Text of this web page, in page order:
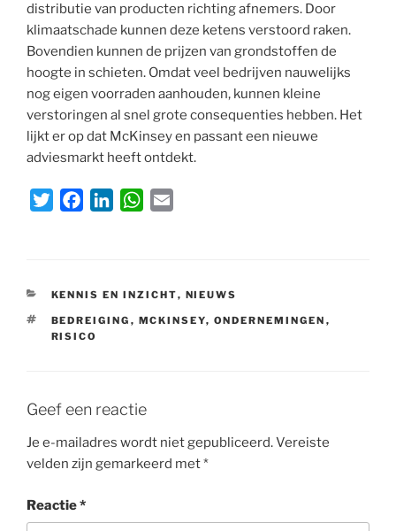
distributie van producten richting afnemers. Door
klimaatschade kunnen deze ketens verstoord raken.
Bovendien kunnen de prijzen van grondstoffen de
hoogte in schieten. Omdat veel bedrijven nauwelijks
nog eigen voorraden aanhouden, kunnen kleine
verstoringen al snel grote consequenties hebben. Het
lijkt er op dat McKinsey en passant een nieuwe
adviesmarkt heeft ontdekt.
t
e
r
b
o
o
e
d
W
s
A
l
CATEGORIEËN
KENNIS EN INZICHT, NIEUWS
TAGS
BEDREIGING , MCKINSEY, ONDERNEMINGEN ,
RISICO
Geef een reactie
Je e-mailadres wordt niet gepubliceerd.Vereiste
velden zijn gemarkeerd met*
Reactie*